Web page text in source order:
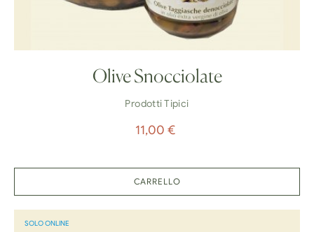
Olive Snocciolate
Prodotti Tipici
Prezzo
11,00 €
CARRELLO
SOLO ONLINE